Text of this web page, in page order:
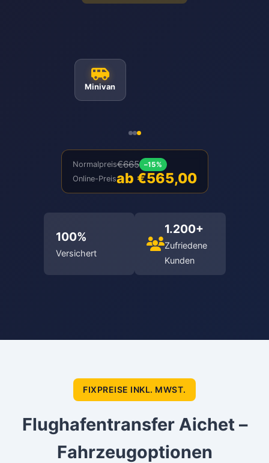
Minivan
Normalpreis€665 –15%
Online-Preisab €565,00
100%
Versichert
1.200+
Zufriedene
Kunden
FIXPREISE INKL. MWST.
Flughafentransfer Aichet –
Fahrzeugoptionen